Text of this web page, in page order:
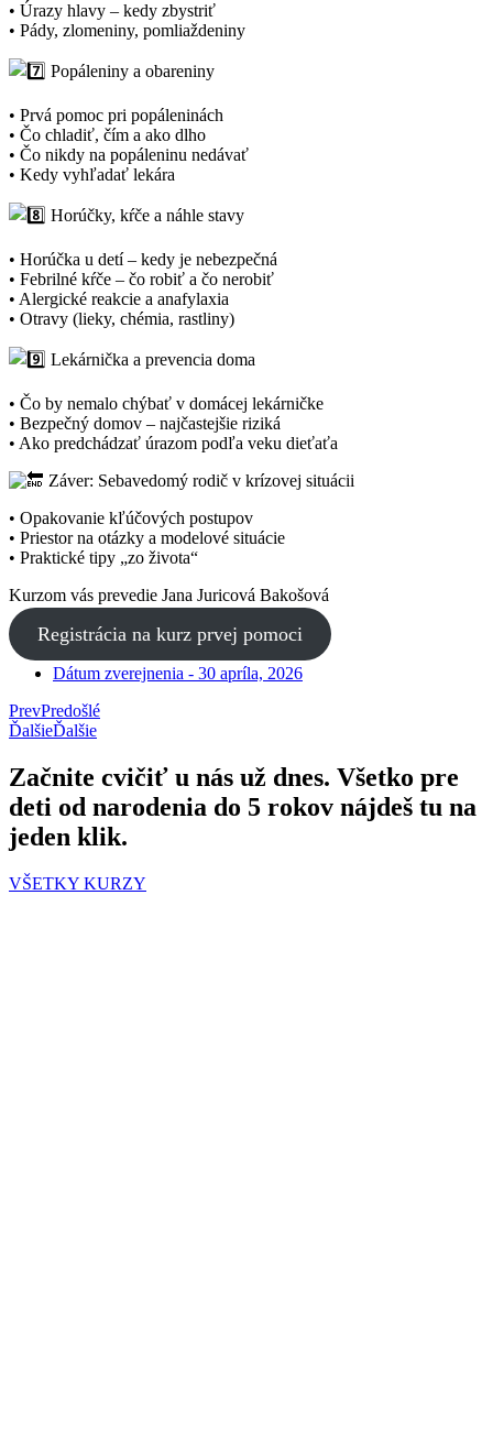
• Úrazy hlavy – kedy zbystriť
• Pády, zlomeniny, pomliaždeniny
Popáleniny a obareniny
• Prvá pomoc pri popáleninách
• Čo chladiť, čím a ako dlho
• Čo nikdy na popáleninu nedávať
• Kedy vyhľadať lekára
Horúčky, kŕče a náhle stavy
• Horúčka u detí – kedy je nebezpečná
• Febrilné kŕče – čo robiť a čo nerobiť
• Alergické reakcie a anafylaxia
• Otravy (lieky, chémia, rastliny)
Lekárnička a prevencia doma
• Čo by nemalo chýbať v domácej lekárničke
• Bezpečný domov – najčastejšie riziká
• Ako predchádzať úrazom podľa veku dieťaťa
Záver: Sebavedomý rodič v krízovej situácii
• Opakovanie kľúčových postupov
• Priestor na otázky a modelové situácie
• Praktické tipy „zo života“
Kurzom vás prevedie Jana Juricová Bakošová
Registrácia na kurz prvej pomoci
Dátum zverejnenia - 30 apríla, 2026
PrevPredošlé
ĎalšieĎalšie
Začnite cvičiť u nás už dnes. Všetko pre
deti od narodenia do 5 rokov nájdeš tu na
jeden klik.
VŠETKY KURZY